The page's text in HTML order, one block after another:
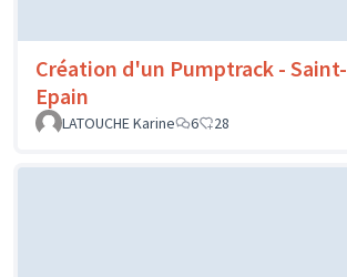
Création d'un Pumptrack - Saint-
Epain
LATOUCHE Karine
6 28